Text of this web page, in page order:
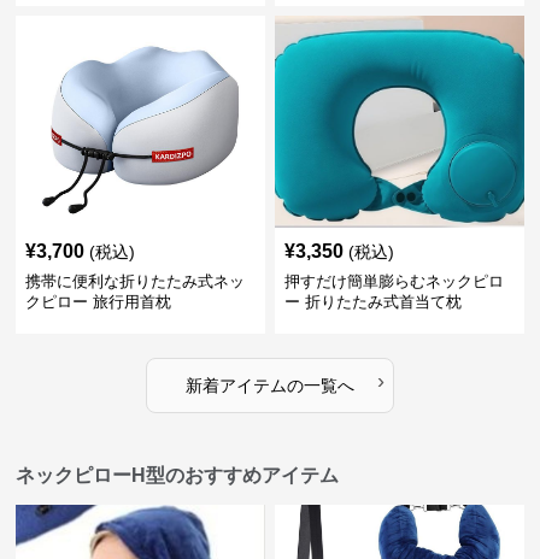
¥3,700 (税込)
携帯に便利な折りたたみ式ネッ
クピロー 旅行用首枕
¥3,350 (税込)
押すだけ簡単膨らむネックピロ
ー 折りたたみ式首当て枕
新着アイテムの一覧へ ›
ネックピローH型のおすすめアイテム